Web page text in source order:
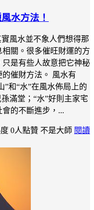
水方法！
風水並不象人們想得那
關。很多催旺財運的方
是有些人故意把它神秘
催財方法。 風水有
”和“水”在風水佈局上的
滿堂；“水”好則主家宅
的不斷進步，...
0人點贊 不是大師 閱讀